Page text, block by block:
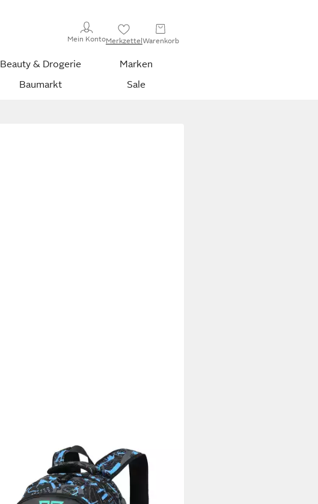
Mein KontoMerkzettelWarenkorb
Beauty & Drogerie
Marken
Baumarkt Sale